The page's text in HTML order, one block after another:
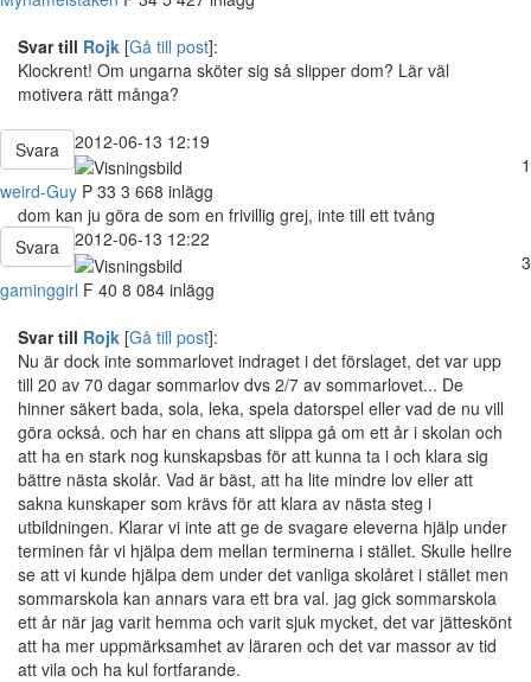
Svar till Rojk [Gå till post]:
Klockrent! Om ungarna sköter sig så slipper dom? Lär väl
motivera rätt många?
Svara
2012-06-13 12:19
1
weird-Guy P 33 3 668 inlägg
dom kan ju göra de som en frivillig grej, inte till ett tvång
Svara
2012-06-13 12:22
3
gaminggirl F 40 8 084 inlägg
Svar till Rojk [Gå till post]:
Nu är dock inte sommarlovet indraget i det förslaget, det var upp
till 20 av 70 dagar sommarlov dvs 2/7 av sommarlovet... De
hinner säkert bada, sola, leka, spela datorspel eller vad de nu vill
göra också. och har en chans att slippa gå om ett år i skolan och
att ha en stark nog kunskapsbas för att kunna ta i och klara sig
bättre nästa skolår. Vad är bäst, att ha lite mindre lov eller att
sakna kunskaper som krävs för att klara av nästa steg i
utbildningen. Klarar vi inte att ge de svagare eleverna hjälp under
terminen får vi hjälpa dem mellan terminerna i stället. Skulle hellre
se att vi kunde hjälpa dem under det vanliga skolåret i stället men
sommarskola kan annars vara ett bra val. jag gick sommarskola
ett år när jag varit hemma och varit sjuk mycket, det var jätteskönt
att ha mer uppmärksamhet av läraren och det var massor av tid
att vila och ha kul fortfarande.